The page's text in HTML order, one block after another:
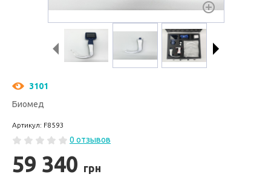
3101
Биомед
Артикул: F8593
0 отзывов
59 340 грн